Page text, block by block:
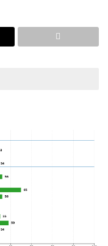
për
institucione janë
gjatë vitit
e përzgjedhjes
me ligj.
prodhon pasoja
nga ana e
i afateve është i